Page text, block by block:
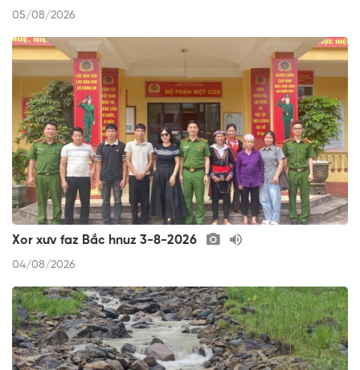
05/08/2026
Xor xưv faz Bắc hnuz 3-8-2026
04/08/2026